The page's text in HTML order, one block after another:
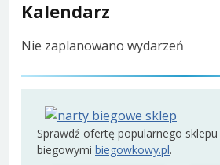
Kalendarz
Nie zaplanowano wydarzeń
Sprawdź ofertę popularnego
biegowymi biegowkowy.pl.